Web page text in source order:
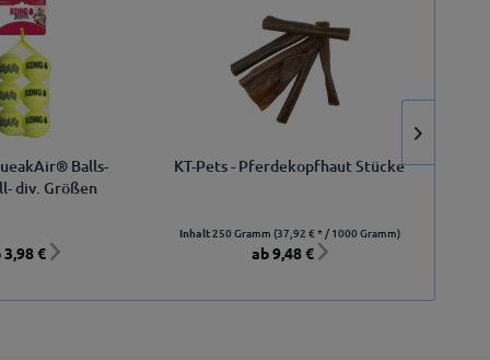
Balls-
div. Größen
3,98 €
KT-Pets - Pferdekopfhaut Stücke
Inhalt250 Gramm (37,92 € * / 1000 Gramm)
ab 9,48 €